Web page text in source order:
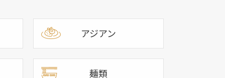
アジアン
麺類